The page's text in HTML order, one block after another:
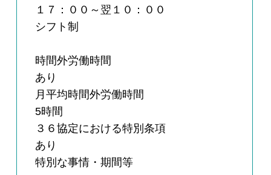
１７：００～翌１０：００
シフト制
時間外労働時間
あり
月平均時間外労働時間
5時間
３６協定における特別条項
あり
特別な事情・期間等